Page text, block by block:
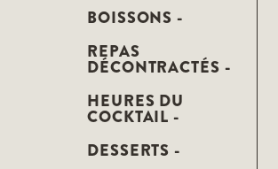
BOISSONS -
REPAS
DÉCONTRACTÉS -
HEURES DU
COCKTAIL -
DESSERTS -